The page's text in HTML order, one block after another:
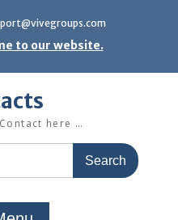
to our website.
here …